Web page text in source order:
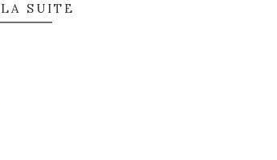
SUITE